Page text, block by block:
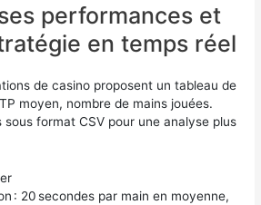
performances et
en temps réel
de casino proposent un tableau de
moyen, nombre de mains jouées.
sous format CSV pour une analyse plus
: 20 secondes par main en moyenne,